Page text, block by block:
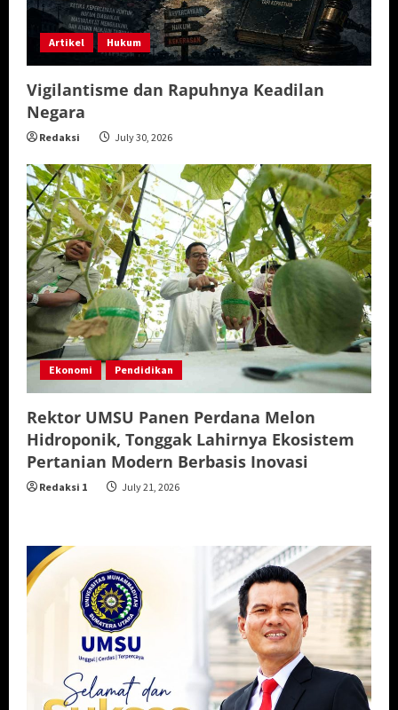
Artikel Hukum
Vigilantisme dan Rapuhnya Keadilan
Negara
Redaksi July 30, 2026
Ekonomi Pendidikan
Rektor UMSU Panen Perdana Melon
Hidroponik, Tonggak Lahirnya Ekosistem
Pertanian Modern Berbasis Inovasi
Redaksi 1 July 21, 2026